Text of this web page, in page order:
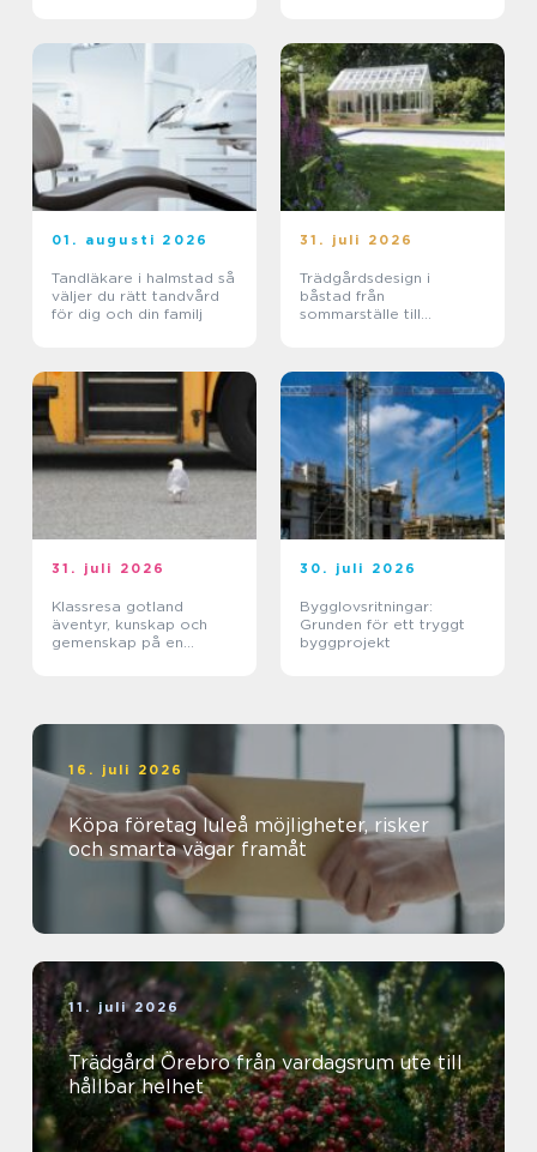
01. augusti 2026
Tandläkare i halmstad så
väljer du rätt tandvård
för dig och din familj
31. juli 2026
Trädgårdsdesign i
båstad från
sommarställe till
31. juli 2026
Klassresa gotland
äventyr, kunskap och
gemenskap på en
30. juli 2026
Bygglovsritningar:
Grunden för ett tryggt
byggprojekt
16. juli 2026
Köpa företag luleå möjligheter, risker
och smarta vägar framåt
11. juli 2026
Trädgård Örebro från vardagsrum ute till
hållbar helhet